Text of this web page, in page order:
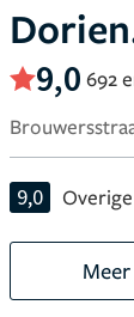
9,0 692
9,0